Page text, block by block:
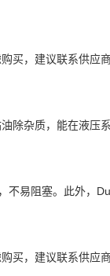
买，建议联系供应
除杂质，能在液压
不易阻塞。此外，
，建议联系供应